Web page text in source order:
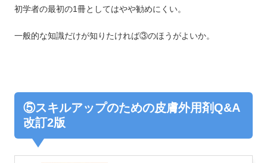
初学者の最初の1冊としてはやや勧めにくい。
一般的な知識だけが知りたければ③のほうがよいか。
⑤スキルアップのための皮膚外用剤Q&A
改訂2版